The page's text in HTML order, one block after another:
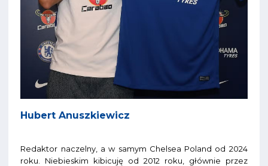
Hubert Anuszkiewicz
Redaktor naczelny, a w samym Chelsea Poland od 2024
roku. Niebieskim kibicuję od 2012 roku, głównie przez